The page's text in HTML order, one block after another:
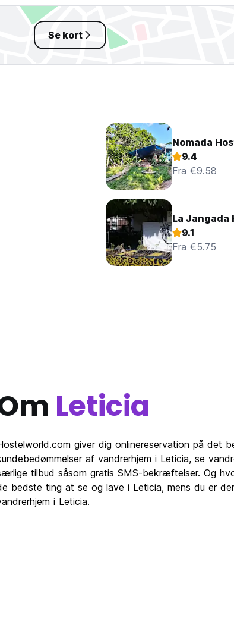
Se kort
Nomada
9.4
Fra €9.58
La Jangada
9.1
Fra €5.75
Leticia
giver dig onlinereservation på det
af vandrerhjem i Leticia, se
tilbud såsom gratis SMS-bekræftelser. Og
bedste ting at se og lave i Leticia, mens du er
i Leticia.